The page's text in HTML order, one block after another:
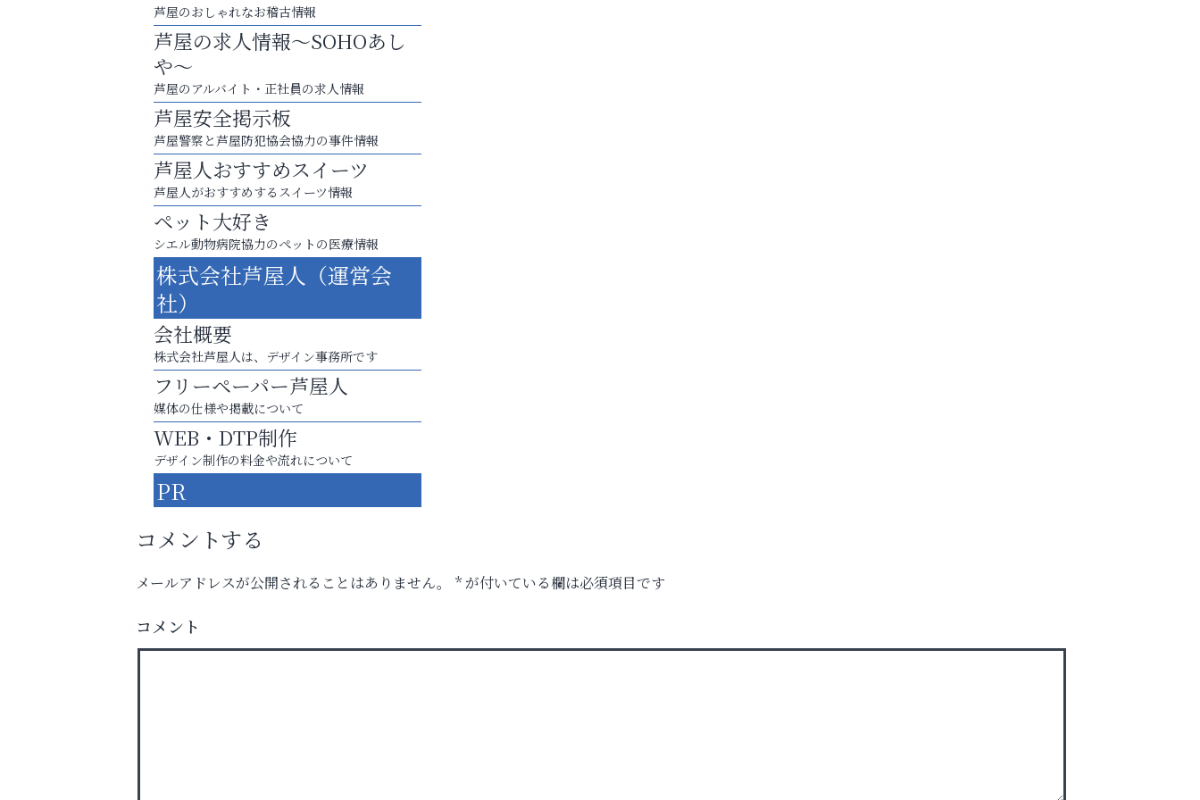
英語で育つ、世界が広がる！
アテイン音楽教室
阪神相続相談協会
芦屋のおしゃれなお稽古情報
芦屋の求人情報～SOHOあし
や～
芦屋のアルバイト・正社員の求人情報
芦屋安全掲示板
芦屋警察と芦屋防犯協会協力の事件情報
芦屋人おすすめスイーツ
芦屋人がおすすめするスイーツ情報
ペット大好き
シエル動物病院協力のペットの医療情報
株式会社芦屋人（運営会
社）
会社概要
株式会社芦屋人は、デザイン事務所です
フリーペーパー芦屋人
媒体の仕様や掲載について
WEB・DTP制作
デザイン制作の料金や流れについて
PR
コメントする
メールアドレスが公開されることはありません。 *が付いている欄は必須項目です
コメント